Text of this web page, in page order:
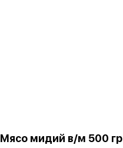
Мясо мидий в/м 500 гр